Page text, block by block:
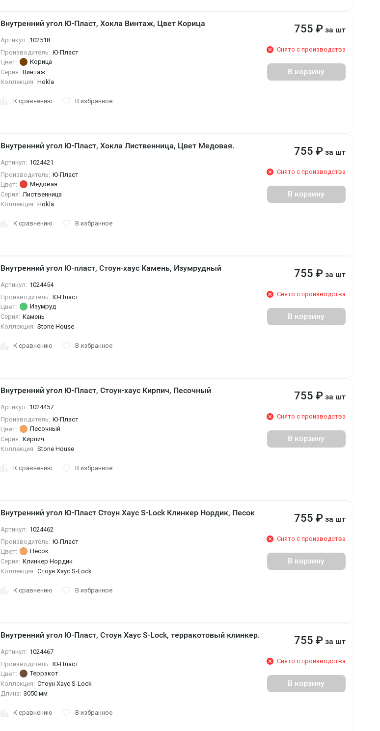
Внутренний угол Ю-Пласт, Хокла Винтаж, Цвет Корица
Артикул: 102518
Производитель: Ю-Пласт
Цвет:
Корица
Серия: Винтаж
Коллекция: Hokla
К сравнению В избранное
755 ₽ за шт
Снято с производства
В корзину
Внутренний угол Ю-Пласт, Хокла Лиственница, Цвет Медовая.
Артикул: 1024421
Производитель: Ю-Пласт
Цвет:
Медовая
Серия: Лиственница
Коллекция: Hokla
К сравнению В избранное
755 ₽ за шт
Снято с производства
В корзину
Внутренний угол Ю-пласт, Стоун-хаус Камень, Изумрудный
Артикул: 1024454
Производитель: Ю-Пласт
Цвет:
Изумруд
Серия: Камень
Коллекция: Stone House
К сравнению В избранное
755 ₽ за шт
Снято с производства
В корзину
Внутренний угол Ю-Пласт, Стоун-хаус Кирпич, Песочный
Артикул: 1024457
Производитель: Ю-Пласт
Цвет:
Песочный
Серия: Кирпич
Коллекция: Stone House
К сравнению В избранное
755 ₽ за шт
Снято с производства
В корзину
Внутренний угол Ю-Пласт Стоун Хаус S-Lock Клинкер Нордик, Песок
Артикул: 1024462
Производитель: Ю-Пласт
Цвет:
Песок
Серия: Клинкер Нордик
Коллекция: Стоун Хаус S-Lock
К сравнению В избранное
755 ₽ за шт
Снято с производства
В корзину
Внутренний угол Ю-Пласт, Стоун Хаус S-Lock, терракотовый клинкер.
Артикул: 1024467
Производитель: Ю-Пласт
Цвет:
Терракот
Коллекция: Стоун Хаус S-Lock
Длина: 3050 мм
К сравнению В избранное
755 ₽ за шт
Снято с производства
В корзину